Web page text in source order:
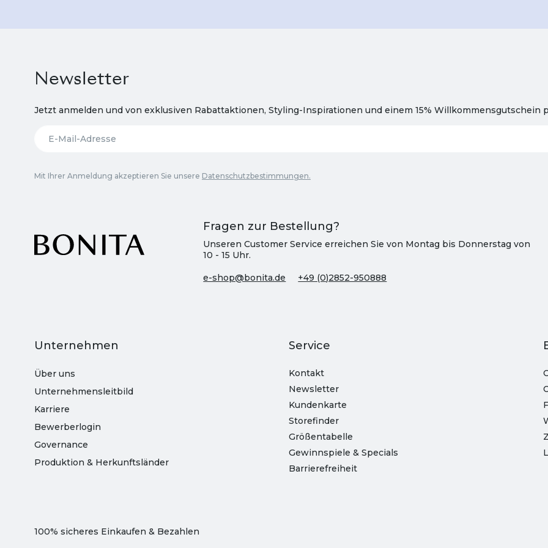
Fragen zur Bestellung?
Unseren Customer Service erreichen Sie von Montag bis Donnerstag von
10 - 15 Uhr.
e-shop@bonita.de +49 (0)2852-950888
Newsletter
Jetzt anmelden und von exklusiven Rabattaktionen, Styling-Inspirationen und einem 15% Willkommensgutschein
Mit Ihrer Anmeldung akzeptieren Sie unsere Datenschutzbestimmungen.
Unternehmen
Über uns
Unternehmensleitbild
Karriere
Bewerberlogin
Governance
Produktion & Herkunftsländer
Service
Kontakt
Newsletter
Kundenkarte
Storefinder
Größentabelle
Gewinnspiele & Specials
Barrierefreiheit
100% sicheres Einkaufen & Bezahlen